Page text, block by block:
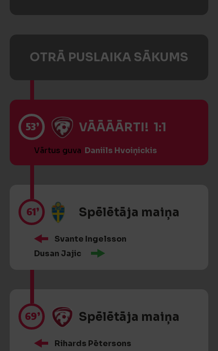
OTRĀ PUSLAIKA SĀKUMS
53’ VĀĀĀĀRTI! 1:1
Vārtus guva Daniils Hvoiņickis
61’ Spēlētāja maiņa
Svante Ingelsson
Dusan Jajic
69’ Spēlētāja maiņa
Rihards Pētersons